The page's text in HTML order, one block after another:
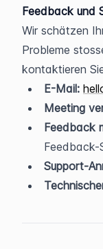
Feedback und
Wir schätzen
Probleme
kontaktieren
E-Mail:
Meeting
Feedback
Feedback-
Support-